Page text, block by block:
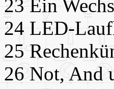
23 Ein
24 LED-
25
26 Not, And